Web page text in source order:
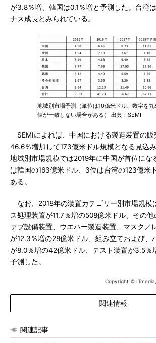
が3.8％増、韓国は0.1％増と予測した。台湾
ナス成長とみられている。
地域別市場予測（単位は10億米ドル、数字を
値が一致しない場合がある） 出典：SEMI
SEMIによれば、中国における製造装置の販
46.6％増加して173億米ドル規模となる見込み
地域別市場規模では2019年に中国が首位にな
は韓国の163億米ドル、3位は台湾の123億米
ある。
なお、2018年の装置カテゴリー別市場規模
ス処理装置が11.7％増の508億米ドル、その
ァブ設備装置、ウエハー製造装置、マスク／
が12.3％増の28億米ドル、組み立ておよび、
が8.0％増の42億米ドル、テスト装置が3.5％
予測した。
Copyright ©
関連情報
関連記事